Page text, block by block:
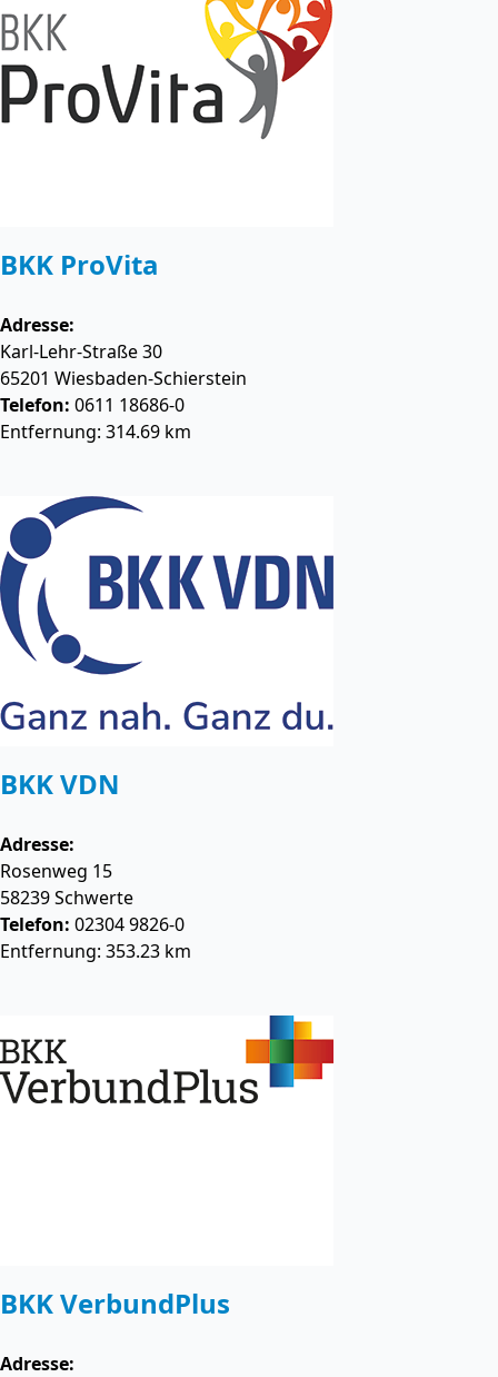
BKK ProVita
Adresse:
Karl-Lehr-Straße 30
65201 Wiesbaden-Schierstein
Telefon: 0611 18686-0
Entfernung: 314.69 km
BKK VDN
Adresse:
Rosenweg 15
58239Schwerte
Telefon: 02304 9826-0
Entfernung: 353.23 km
BKK VerbundPlus
Adresse: